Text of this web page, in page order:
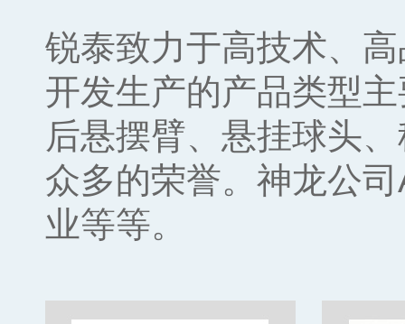
锐泰致力于高技术、
开发生产的产品类型
后悬摆臂、悬挂球头
众多的荣誉。神龙公
业等等。